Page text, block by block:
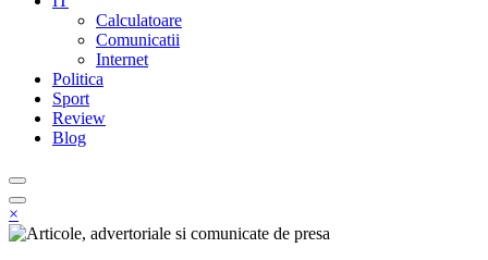
Calculatoare
Comunicatii
Internet
Politica
Sport
Review
Blog
×